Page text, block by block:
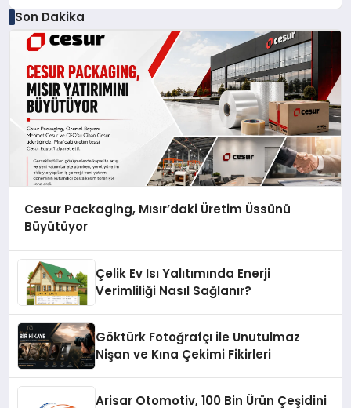
Son Dakika
Cesur Packaging, Mısır’daki Üretim Üssünü
Büyütüyor
Çelik Ev Isı Yalıtımında Enerji
Verimliliği Nasıl Sağlanır?
Göktürk Fotoğrafçı ile Unutulmaz
Nişan ve Kına Çekimi Fikirleri
Arisar Otomotiv, 100 Bin Ürün Çeşidini